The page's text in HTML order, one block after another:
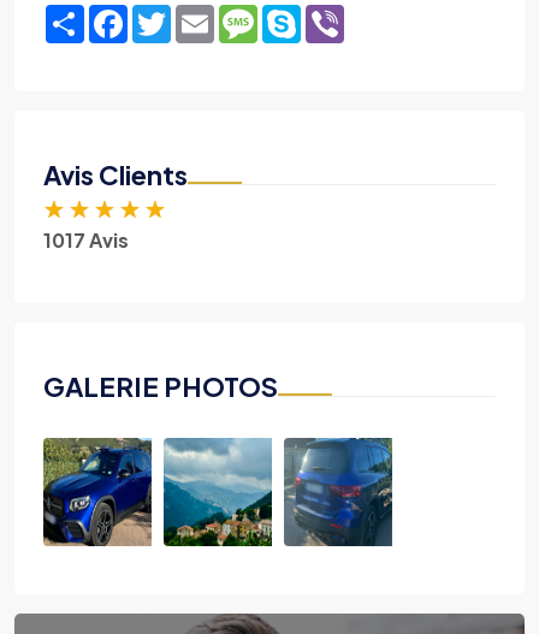
ShareFacebook
TwitterEmailMessage
Skype
Avis Clients
★ ★ ★ ★ ★
1017 Avis
GALERIE PHOTOS